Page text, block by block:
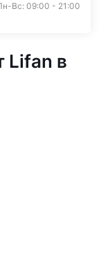
Вс: 09:00 - 21:00
Lifan в